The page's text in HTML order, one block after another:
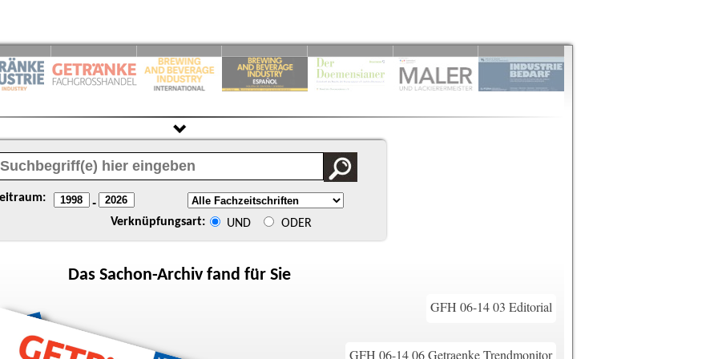
-
Verknüpfungsart: UND ODER
Das Sachon-Archiv fand für Sie
GFH 06-14 03 Editorial
GFH 06-14 06 Getraenke Trendmonitor